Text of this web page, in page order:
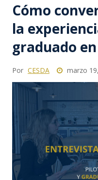
Cómo
la
graduado en
Por CESDA marzo